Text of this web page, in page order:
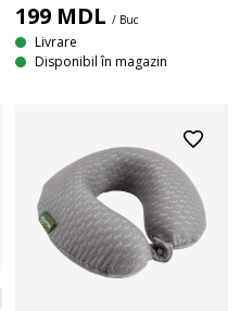
199 MDL / Buc
Livrare
Disponibil în magazin